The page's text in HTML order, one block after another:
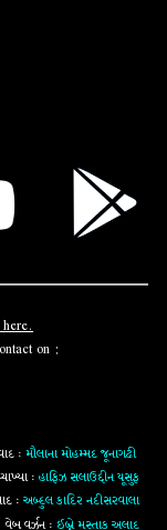
on :
: મૌલાના મોહમ્મદ જૂનાગઢી
: હાફિઝ સલાઉદ્દીન યૂસુફ
: અબ્દુલ કાદિર નદીસરવાલા
વેબ વર્ઝન : ઈબ્ને મુસ્તાક અલાદ